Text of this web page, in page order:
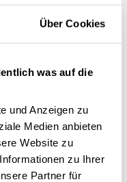
Über Cookies
was auf die
und Anzeigen zu
Medien anbieten
Website zu
zu Ihrer
Partner für